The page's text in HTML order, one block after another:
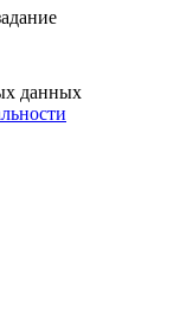
данных